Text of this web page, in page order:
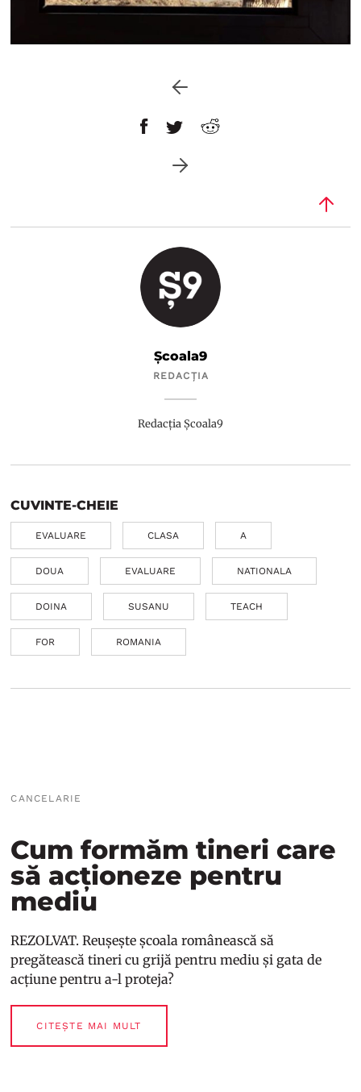
Școala9
REDACȚIA
Redacția Școala9
CUVINTE-CHEIE
EVALUARE CLASA A
DOUA EVALUARE NATIONALA
DOINA SUSANU TEACH
FOR ROMANIA
CANCELARIE
Cum formăm tineri care
să acționeze pentru
mediu
REZOLVAT. Reușește școala românească să
pregătească tineri cu grijă pentru mediu și gata de
acțiune pentru a-l proteja?
CITEȘTE MAI MULT